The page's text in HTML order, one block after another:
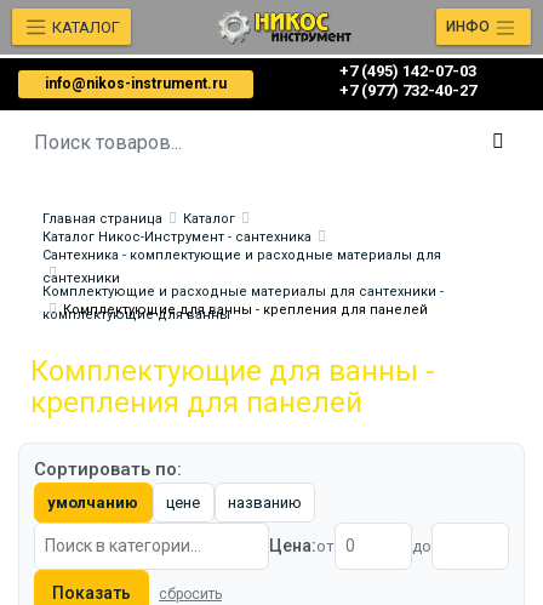
info@nikos-instrument.ru
+7 (495) 142-07-03
‎‎+7 (977) 732-40-27
КАТАЛОГ ИНФО
Главная страница
Каталог
Каталог Никос-Инструмент - сантехника
Сантехника - комплектующие и расходные материалы для
сантехники
Комплектующие и расходные материалы для сантехники -
комплектующие для ванны
Комплектующие для ванны - крепления для панелей
Комплектующие для ванны -
крепления для панелей
Сортировать по:
умолчанию цене названию
Цена:от до
Показать сбросить